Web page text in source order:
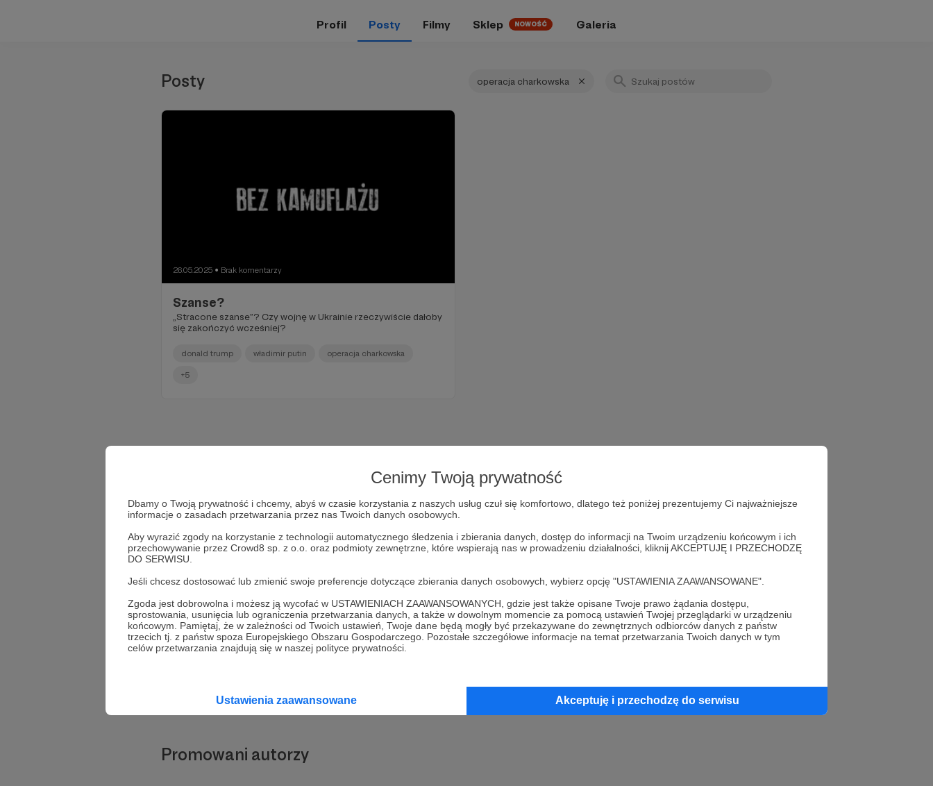
Cenimy Twoją prywatność
Dbamy o Twoją prywatność i chcemy, abyś w czasie korzystania z naszych usług czuł się komfortowo, dlatego też poniżej prezentujemy Ci najważniejsze
informacje o zasadach przetwarzania przez nas Twoich danych osobowych.
Aby wyrazić zgody na korzystanie z technologii automatycznego śledzenia i zbierania danych, dostęp do informacji na Twoim urządzeniu końcowym i ich
przechowywanie przez Crowd8 sp. z o.o. oraz podmioty zewnętrzne, które wspierają nas w prowadzeniu działalności, kliknij AKCEPTUJĘ I PRZECHODZĘ
DO SERWISU.
Jeśli chcesz dostosować lub zmienić swoje preferencje dotyczące zbierania danych osobowych, wybierz opcję "USTAWIENIA ZAAWANSOWANE".
Zgoda jest dobrowolna i możesz ją wycofać w USTAWIENIACH ZAAWANSOWANYCH, gdzie jest także opisane Twoje prawo żądania dostępu,
sprostowania, usunięcia lub ograniczenia przetwarzania danych, a także w dowolnym momencie za pomocą ustawień Twojej przeglądarki w urządzeniu
końcowym. Pamiętaj, że w zależności od Twoich ustawień, Twoje dane będą mogły być przekazywane do zewnętrznych odbiorców danych z państw
trzecich tj. z państw spoza Europejskiego Obszaru Gospodarczego. Pozostałe szczegółowe informacje na temat przetwarzania Twoich danych w tym
celów przetwarzania znajdują się w naszej polityce prywatności.
Ustawienia zaawansowane Akceptuję i przechodzę do serwisu
Profil Posty Filmy Sklep NOWOŚĆ Galeria
Posty operacja charkowska
26.05.2025 ● Brak komentarzy
Szanse?
„Stracone szanse”? Czy wojnę w Ukrainie rzeczywiście dałoby
się zakończyć wcześniej?
donald trump władimir putin operacja charkowska
+5
Dołącz do grona Patronów!
Wesprzyj działalność AutoraMarcin Ogdowskijuż teraz!
Promowani autorzy